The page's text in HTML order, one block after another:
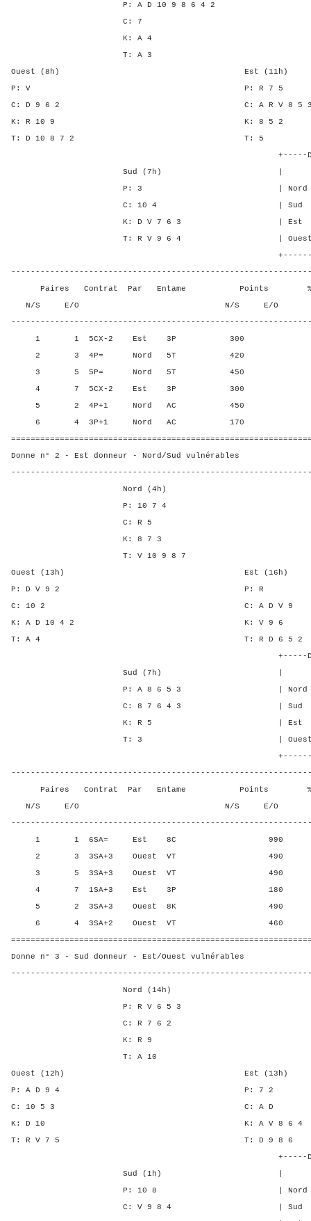
P: A D 10 9 8 6 4 2
C: 7
K: A 4
T: A 3
Ouest (8h) Est (11h)
P: V P: R 7
C: D 9 6 2 C: A R V 8
K: R 10 9 K: 8
T: D 10 8 7 2
+-----Double
Sud (7h) | SA P C
P: 3 | Nord - 4 -
C: 10 4 | Sud - 4 -
K: D V 7 6 3 | Est 1 -
T: R V 9 6 4 | Ouest 1
+-------
Paires Contrat Par Entame Points %
N/S E/O N/S E/O N/
1 1 5CX-2 Est 3P 300
2 3 4P= Nord 5T 420
3 5 5P= Nord 5T 450
4 7 5CX-2 Est 3P 300
5 2 4P+1 Nord AC 450
6 4 3P+1 Nord AC 170 0,00
Donne n° 2 - Est donneur - Nord/Sud vulnérables
Nord (4h)
P: 10 7 4
C: R 5
K: 8 7 3
T: V 10 9 8 7
Ouest (13h) Est (16h)
P: D V 9 2 P:
C: 10 2 C: A D
K: A D 10 4 2 K: V
T: A 4 T: R D 6
+-----Double
Sud (7h) | SA P C
P: A 8 6 5 3 | Nord -
C: 8 7 6 4 3 | Sud -
K: R 5 | Est 6 5 5
T: 3 | Ouest 6 5 5
+-------
Paires Contrat Par Entame Points %
N/S E/O N/S E/O N/
1 1 6SA= Est 8C 990 0,00
2 3 3SA+3 Ouest VT 490
3 5 3SA+3 Ouest VT 490
4 7 1SA+3 Est 3P 180
5 2 3SA+3 Ouest 8K 490
6 4 3SA+2 Ouest VT 460
Donne n° 3 - Sud donneur - Est/Ouest vulnérables
Nord (14h)
P: R V 6 5 3
C: R 7 6 2
K: R 9
T: A 10
Ouest (12h) Est (13h)
P: A D 9 4 P:
C: 10 5 3 C: A
K: D 10 K: A V 8
T: R V 7 5 T: D 9
+-----Double
Sud (1h) | SA P C
P: 10 8 | Nord - -
C: V 9 8 4 | Sud - -